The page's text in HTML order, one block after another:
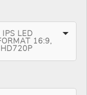
LED
16:9,